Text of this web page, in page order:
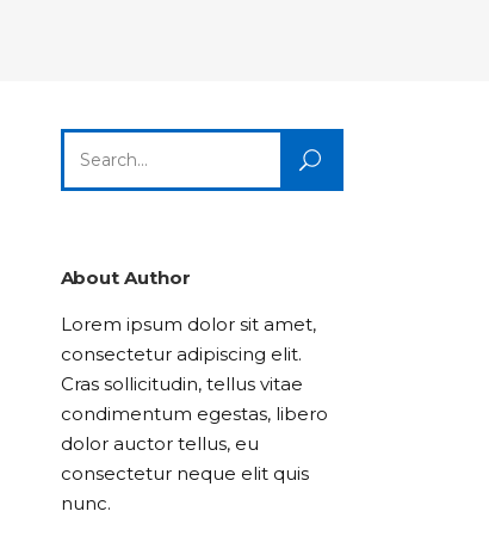
Lists
Highlights
Lists
Title & Subtitle
Title & Subtitle
for:
About Author
Lorem ipsum dolor sit amet,
consectetur adipiscing elit.
Cras sollicitudin, tellus vitae
condimentum egestas, libero
dolor auctor tellus, eu
consectetur neque elit quis
nunc.